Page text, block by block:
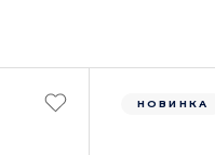
НОВИНКА